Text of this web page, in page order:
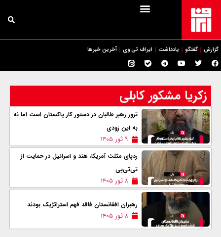
گزارش گفتگو یادداشت ایراف تی وی آخرین خبرها
زکریا مشکور کابلی
ترور رهبر طالبان در دستور کار پاکستان است اما نه
به این زودی
۹ ثور ۱۴۰۵
رد‌پای مثلث آمریکا، هند و اسرائیل در حمایت از
تی‌تی‌پی
۸ ثور ۱۴۰۵
رهبران افغانستان فاقد فهم استراتژیک بودند
۸ ثور ۱۴۰۵